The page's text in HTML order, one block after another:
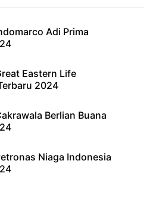
Adi Prima
Eastern Life
2024
Berlian Buana
Niaga Indonesia